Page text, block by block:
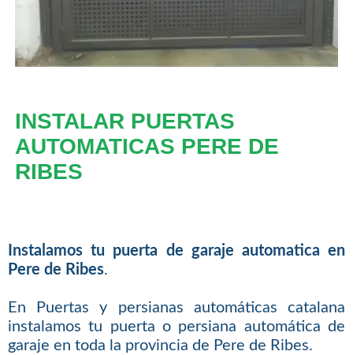
INSTALAR PUERTAS
AUTOMATICAS PERE DE
RIBES
Instalamos tu puerta de garaje automatica en
Pere de Ribes.
En Puertas y persianas automáticas catalana
instalamos tu puerta o persiana automática de
garaje en toda la provincia de Pere de Ribes.